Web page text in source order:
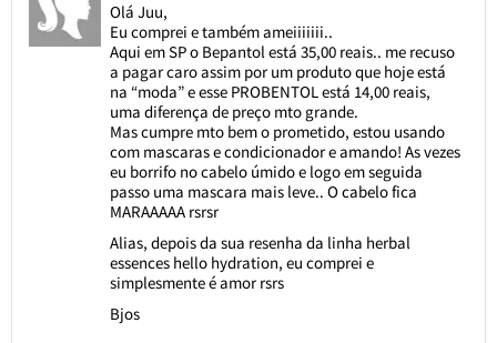
Olá Juu,
Eu comprei e também ameiiiiiii..
Aqui em SP o Bepantol está 35,00 reais.. me recuso
a pagar caro assim por um produto que hoje está
na “moda” e esse PROBENTOL está 14,00 reais,
uma diferença de preço mto grande.
Mas cumpre mto bem o prometido, estou usando
com mascaras e condicionador e amando! As vezes
eu borrifo no cabelo úmido e logo em seguida
passo uma mascara mais leve.. O cabelo fica
MARAAAAA rsrsr
Alias, depois da sua resenha da linha herbal
essences hello hydration, eu comprei e
simplesmente é amor rsrs
Bjos